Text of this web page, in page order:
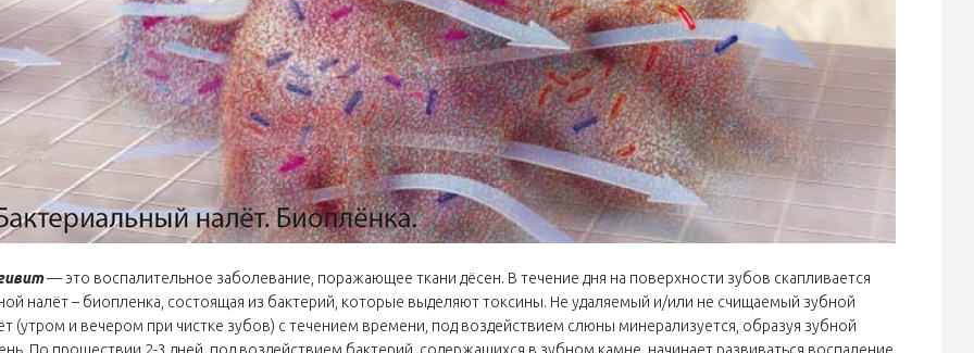
— это воспалительное заболевание, поражающее ткани дёсен. В течение дня на поверхности зубов скапливается
налёт – биопленка, состоящая из бактерий, которые выделяют токсины. Не удаляемый и/или не счищаемый зубной
(утром и вечером при чистке зубов) с течением времени, под воздействием слюны минерализуется, образуя зубной
По прошествии 2-3 дней, под воздействием бактерий, содержащихся в зубном камне, начинает развиваться воспаление